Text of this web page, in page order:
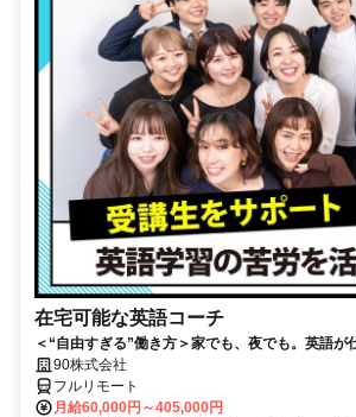
在宅可能な英語コーチ
＜“自由すぎる”働き方＞家でも、夜でも。英語が
90株式会社
フルリモート
月給60,000円～405,000円